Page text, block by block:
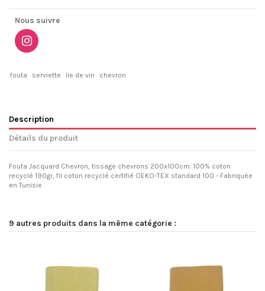
Nous suivre
fouta serviette lie de vin chevron
Description
Détails du produit
Fouta Jacquard Chevron, tissage chevrons 200x100cm. 100% coton
recyclé 190gr, fil coton recyclé certifié OEKO-TEX standard 100 - Fabriquée
en Tunisie
9 autres produits dans la même catégorie :